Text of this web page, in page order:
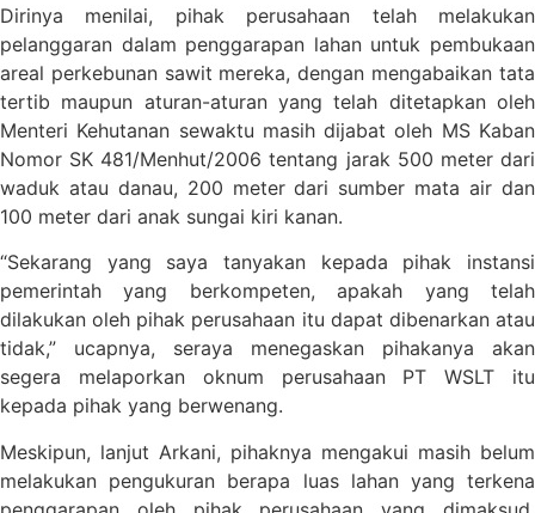
Dirinya menilai, pihak perusahaan telah melakukan
pelanggaran dalam penggarapan lahan untuk pembukaan
areal perkebunan sawit mereka, dengan mengabaikan tata
tertib maupun aturan-aturan yang telah ditetapkan oleh
Menteri Kehutanan sewaktu masih dijabat oleh MS Kaban
Nomor SK 481/Menhut/2006 tentang jarak 500 meter dari
waduk atau danau, 200 meter dari sumber mata air dan
100 meter dari anak sungai kiri kanan.
“Sekarang yang saya tanyakan kepada pihak instansi
pemerintah yang berkompeten, apakah yang telah
dilakukan oleh pihak perusahaan itu dapat dibenarkan atau
tidak,” ucapnya, seraya menegaskan pihakanya akan
segera melaporkan oknum perusahaan PT WSLT itu
kepada pihak yang berwenang.
Meskipun, lanjut Arkani, pihaknya mengakui masih belum
melakukan pengukuran berapa luas lahan yang terkena